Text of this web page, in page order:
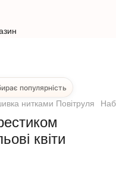
популярність
нитками Повітруля
квіти